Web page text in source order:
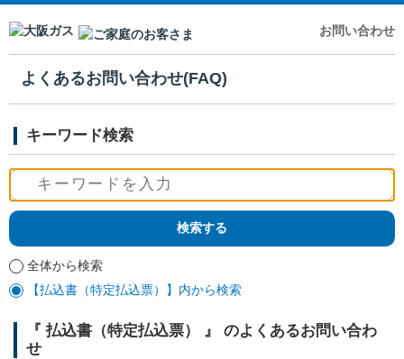
お問い合わせ
よくあるお問い合わせ(FAQ)
キーワード検索
全体から検索
【払込書（特定払込票）】内から検索
『 払込書（特定払込票） 』 のよくあるお問い合わ
せ